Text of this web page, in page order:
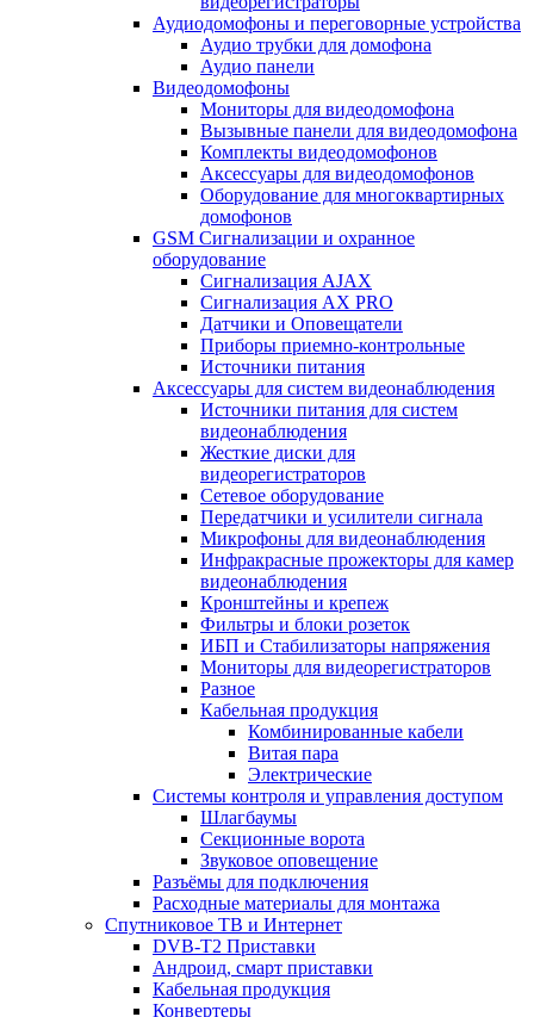
Аудиодомофоны и переговорные устройства
Аудио трубки для домофона
Аудио панели
Видеодомофоны
Мониторы для видеодомофона
Вызывные панели для видеодомофона
Комплекты видеодомофонов
Аксессуары для видеодомофонов
Оборудование для многоквартирных
домофонов
GSM Сигнализации и охранное
оборудование
Сигнализация AJAX
Сигнализация AX PRO
Датчики и Оповещатели
Приборы приемно-контрольные
Источники питания
Аксессуары для систем видеонаблюдения
Источники питания для систем
видеонаблюдения
Жесткие диски для
видеорегистраторов
Сетевое оборудование
Передатчики и усилители сигнала
Микрофоны для видеонаблюдения
Инфракрасные прожекторы для камер
видеонаблюдения
Кронштейны и крепеж
Фильтры и блоки розеток
ИБП и Стабилизаторы напряжения
Мониторы для видеорегистраторов
Разное
Кабельная продукция
Комбинированные кабели
Витая пара
Электрические
Системы контроля и управления доступом
Шлагбаумы
Секционные ворота
Звуковое оповещение
Разъёмы для подключения
Расходные материалы для монтажа
Спутниковое ТВ и Интернет
DVB-Т2 Приставки
Андроид, смарт приставки
Кабельная продукция
Конвертеры